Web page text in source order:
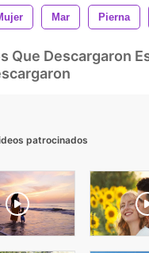
Mar Pierna
Que Descargaron
patrocinados